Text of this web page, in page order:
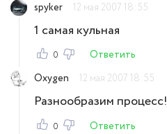
spyker
12 мая 2007 18:55
1 самая кульная
0
Ответить
Oxygen
12 мая 2007 18:55
Разнообразим процесс!
0
Ответить